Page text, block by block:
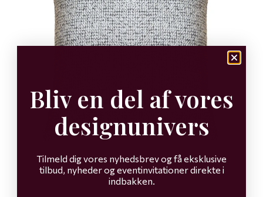
Bliv en del af vores
designunivers
Tilmeld dig vores nyhedsbrev og få eksklusive
tilbud, nyheder og eventinvitationer direkte i
indbakken.